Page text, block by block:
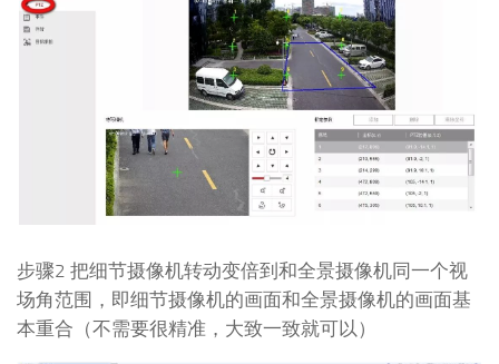
步骤2 把细节摄像机转动变倍到和全景摄像机同一个视
场角范围，即细节摄像机的画面和全景摄像机的画面基
本重合（不需要很精准，大致一致就可以）